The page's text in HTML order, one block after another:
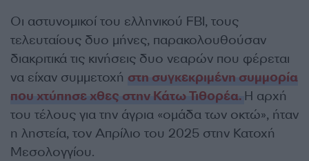
Οι αστυνομικοί του ελληνικού FBI, τους
τελευταίους δυο μήνες, παρακολουθούσαν
διακριτικά τις κινήσεις δυο νεαρών που φέρεται
να είχαν συμμετοχή στη συγκεκριμένη συμμορία
που χτύπησε χθες στην Κάτω Τιθορέα. Η αρχή
του τέλους για την άγρια «ομάδα των οκτώ», ήταν
η ληστεία, τον Απρίλιο του 2025 στην Κατοχή
Μεσολογγίου.